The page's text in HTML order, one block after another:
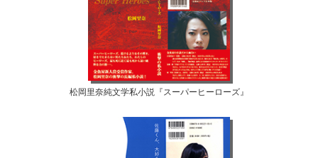
松岡里奈純文学私小説『スーパーヒーローズ』